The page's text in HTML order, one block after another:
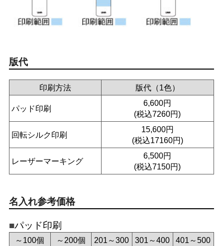
版代
印刷方法 版代（1色）
パッド印刷
6,600円
(税込7260円)
回転シルク印刷
15,600円
(税込17160円)
レーザーマーキング
6,500円
(税込7150円)
名入れ参考価格
パッド印刷
～100個
～200個
201～300
301～400
401～500